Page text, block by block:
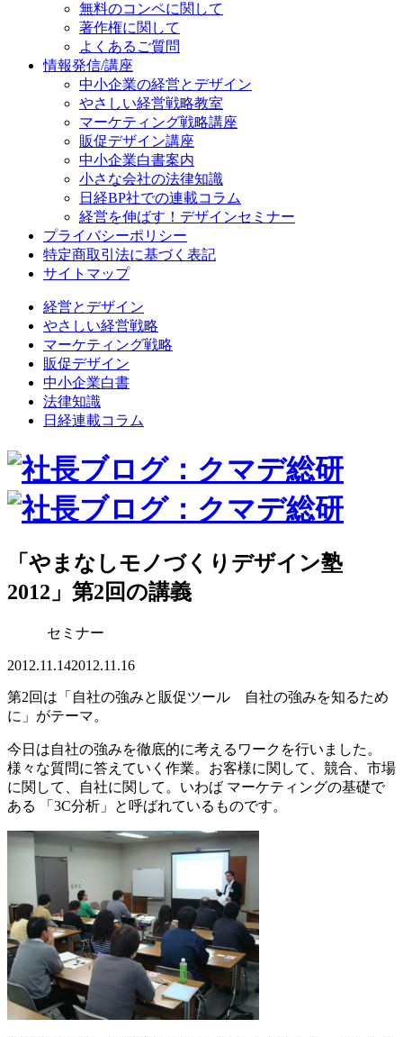
無料のコンペに関して
著作権に関して
よくあるご質問
情報発信/講座
中小企業の経営とデザイン
やさしい経営戦略教室
マーケティング戦略講座
販促デザイン講座
中小企業白書案内
小さな会社の法律知識
日経BP社での連載コラム
経営を伸ばす！デザインセミナー
プライバシーポリシー
特定商取引法に基づく表記
サイトマップ
経営とデザイン
やさしい経営戦略
マーケティング戦略
販促デザイン
中小企業白書
法律知識
日経連載コラム
「やまなしモノづくりデザイン塾
2012」第2回の講義
セミナー
2012.11.142012.11.16
第2回は「自社の強みと販促ツール 自社の強みを知るため
に」がテーマ。
今日は自社の強みを徹底的に考えるワークを行いました。
様々な質問に答えていく作業。お客様に関して、競合、市場
に関して、自社に関して。いわば マーケティングの基礎で
ある 「3C分析」と呼ばれているものです。